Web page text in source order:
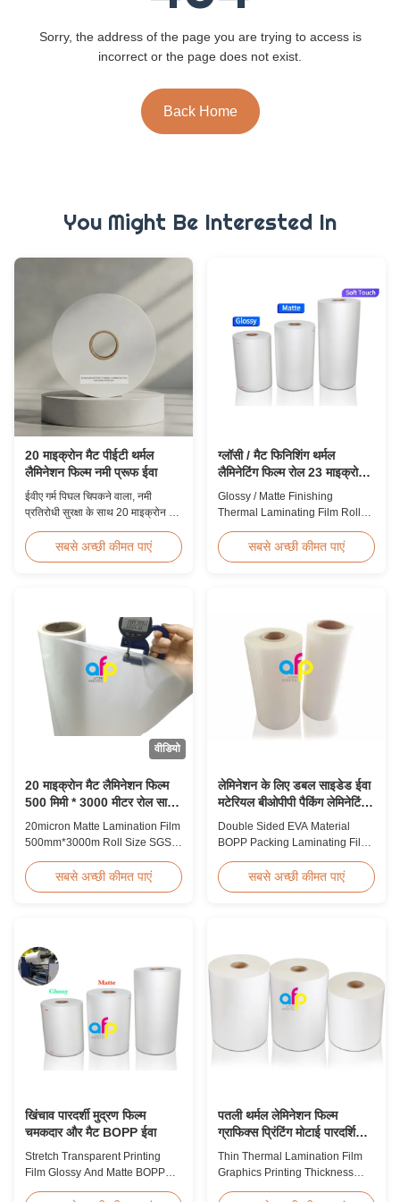
Sorry, the address of the page you are trying to access is
incorrect or the page does not exist.
Back Home
You Might Be Interested In
20 माइक्रोन मैट पीईटी थर्मल
लैमिनेशन फिल्म नमी प्रूफ ईवा
ईवीए गर्म पिघल चिपकने वाला, नमी
प्रतिरोधी सुरक्षा के साथ 20 माइक्रोन मैट
मिनट तक की गति पर लचीली पैकेजिंग
लेमिनेशन के लिए उपयुक्त है।
सबसे अच्छी कीमत पाएं
ग्लॉसी / मैट फिनिशिंग थर्मल
लैमिनेटिंग फिल्म रोल 23 माइक्रोन
25 माइक्रोन
Glossy / Matte Finishing
Thermal Laminating Film Roll
Thermal Laminating Film Roll
Thermal Laminating Film Roll is
machines. Available in two
finishings: Glossy (also called
Bright ...
सबसे अच्छी कीमत पाएं
वीडियो
20 माइक्रोन मैट लैमिनेशन फिल्म
500 मिमी * 3000 मीटर रोल साइज
एसजीएस प्रमाणन
20micron Matte Lamination Film
500mm*3000m Roll Size SGS
Hot Sales Chinese Factory Price
20micron Matte Lamination Film
Our competitive advantage
includes offering factory pricing
...
सबसे अच्छी कीमत पाएं
लेमिनेशन के लिए डबल साइडेड ईवा
मटेरियल बीओपीपी पैकिंग लेमिनेटिंग
फिल्म
Double Sided EVA Material
BOPP Packing Laminating Film
lamination film is workable for
different ways of printing,
polypropylene) is the base film
that we use extrusion coating
process to ...
सबसे अच्छी कीमत पाएं
खिंचाव पारदर्शी मुद्रण फिल्म
चमकदार और मैट BOPP ईवा
Stretch Transparent Printing
Film Glossy And Matte BOPP
पतली थर्मल लेमिनेशन फिल्म
ग्राफिक्स प्रिंटिंग मोटाई पारदर्शिता
प्रकार
Thin Thermal Lamination Film
Graphics Printing Thickness